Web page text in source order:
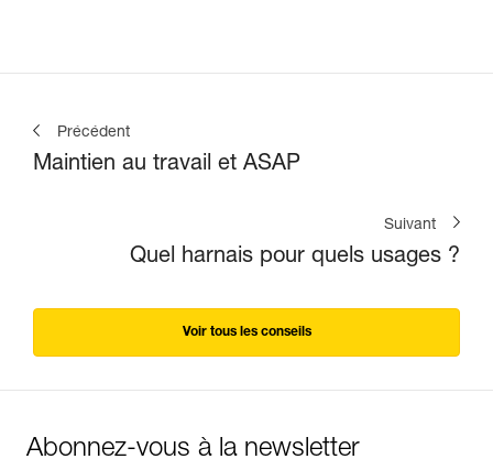
Précédent
Maintien au travail et ASAP
Suivant
Quel harnais pour quels usages ?
Voir tous les conseils
Abonnez-vous à la newsletter